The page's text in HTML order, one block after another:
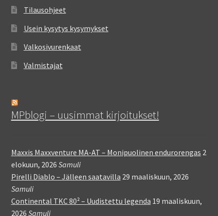
Tilausohjeet
Usein kysytys kysymykset
Valkosivurenkaat
Valmistajat
MPblogi – uusimmat kirjoitukset!
Maxxis Maxxventure MA-AT – Monipuolinen endurorengas 2
elokuun, 2026 Samuli
Pirelli Diablo – Jälleen saatavilla 29 maaliskuun, 2026
Samuli
Continental TKC 80² – Uudistettu legenda 19 maaliskuun,
2026 Samuli